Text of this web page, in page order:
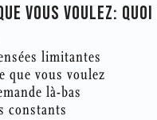
VOUS VOULEZ:
limitantes
que vous voulez
là-bas
constants